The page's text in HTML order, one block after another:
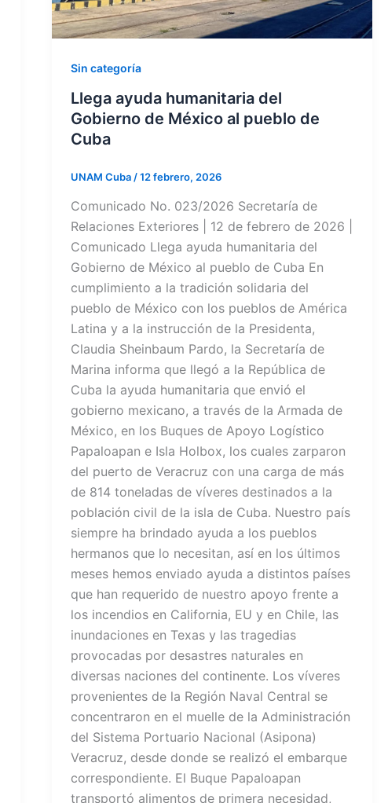
Sin categoría
Llega ayuda humanitaria del
Gobierno de México al pueblo de
Cuba
UNAM Cuba /12 febrero, 2026
Comunicado No. 023/2026 Secretaría de
Relaciones Exteriores | 12 de febrero de 2026 |
Comunicado Llega ayuda humanitaria del
Gobierno de México al pueblo de Cuba En
cumplimiento a la tradición solidaria del
pueblo de México con los pueblos de América
Latina y a la instrucción de la Presidenta,
Claudia Sheinbaum Pardo, la Secretaría de
Marina informa que llegó a la República de
Cuba la ayuda humanitaria que envió el
gobierno mexicano, a través de la Armada de
México, en los Buques de Apoyo Logístico
Papaloapan e Isla Holbox, los cuales zarparon
del puerto de Veracruz con una carga de más
de 814 toneladas de víveres destinados a la
población civil de la isla de Cuba. Nuestro país
siempre ha brindado ayuda a los pueblos
hermanos que lo necesitan, así en los últimos
meses hemos enviado ayuda a distintos países
que han requerido de nuestro apoyo frente a
los incendios en California, EU y en Chile, las
inundaciones en Texas y las tragedias
provocadas por desastres naturales en
diversas naciones del continente. Los víveres
provenientes de la Región Naval Central se
concentraron en el muelle de la Administración
del Sistema Portuario Nacional (Asipona)
Veracruz, desde donde se realizó el embarque
correspondiente. El Buque Papaloapan
transportó alimentos de primera necesidad,